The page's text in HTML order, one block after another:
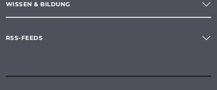
WISSEN & BILDUNG
RSS-FEEDS